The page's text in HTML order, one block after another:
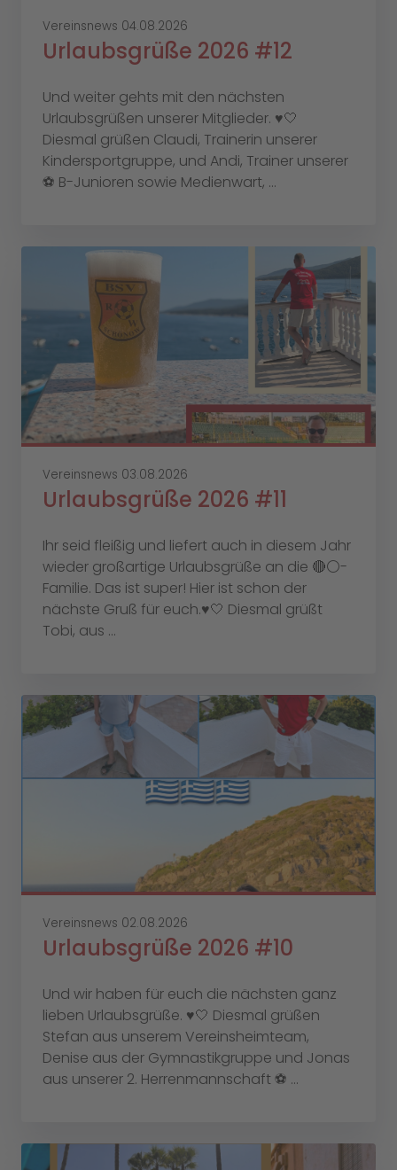
Vereinsnews 04.08.2026
Urlaubsgrüße 2026 #12
Und weiter gehts mit den nächsten
Urlaubsgrüßen unserer Mitglieder. ♥️🤍
Diesmal grüßen Claudi, Trainerin unserer
Kindersportgruppe, und Andi, Trainer unserer
⚽️ B-Junioren sowie Medienwart, ...
Vereinsnews 03.08.2026
Urlaubsgrüße 2026 #11
Ihr seid fleißig und liefert auch in diesem Jahr
wieder großartige Urlaubsgrüße an die 🔴⚪️-
Familie. Das ist super! Hier ist schon der
nächste Gruß für euch.♥️🤍 Diesmal grüßt
Tobi, aus ...
Vereinsnews 02.08.2026
Urlaubsgrüße 2026 #10
Und wir haben für euch die nächsten ganz
lieben Urlaubsgrüße. ♥️🤍 Diesmal grüßen
Stefan aus unserem Vereinsheimteam,
Denise aus der Gymnastikgruppe und Jonas
aus unserer 2. Herrenmannschaft ⚽️ ...